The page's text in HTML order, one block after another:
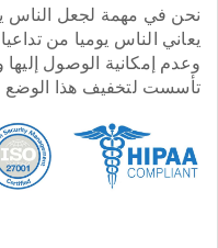
نحن في مهمة لجعل الناس
يعاني الناس يوميا من
وعدم إمكانية الوصول
تأسست لتخفيف هذا الوضع